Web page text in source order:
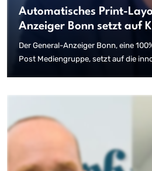
Automatisches Print-
Anzeiger Bonn setzt auf
Der General-Anzeiger Bonn, eine
Post Mediengruppe, setzt auf die
Seitenlayout von Zeitungen und E-
enormen Zeitersparnis und
Erscheinungsbilds der
auch bei den anderen unter dem
publizierten Titeln (Rheinische Post,